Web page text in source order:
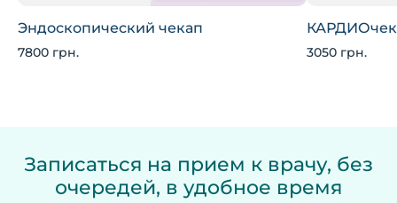
Эндоскопический чекап
7800 грн. 3050 грн.
Записаться на прием к врачу, без
очередей, в удобное время